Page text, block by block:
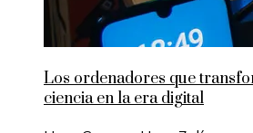
Los ordenadores que
ciencia en la era digital